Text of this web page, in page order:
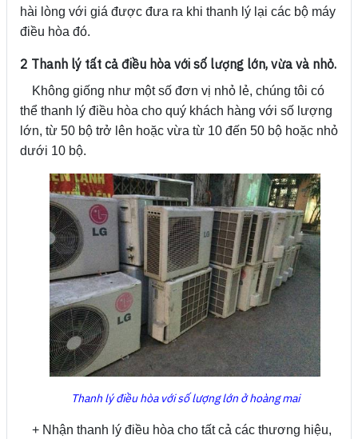
hài lòng với giá được đưa ra khi thanh lý lại các bộ máy
điều hòa đó.
2 Thanh lý tất cả điều hòa với số lượng lớn, vừa và nhỏ.
Không giống như một số đơn vị nhỏ lẻ, chúng tôi có
thể thanh lý điều hòa cho quý khách hàng với số lượng
lớn, từ 50 bộ trở lên hoặc vừa từ 10 đến 50 bộ hoặc nhỏ
dưới 10 bộ.
Thanh lý điều hòa với số lượng lớn ở hoàng mai
+ Nhận thanh lý điều hòa cho tất cả các thương hiệu,